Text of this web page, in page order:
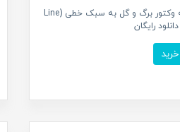
بسته وکتور برگ و گل به سبک خطی (Line